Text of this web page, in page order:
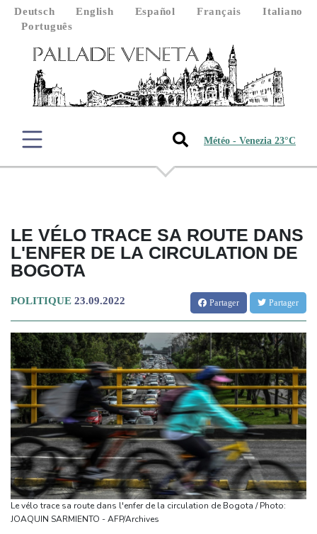
Deutsch English Español Français
Italiano
Português
Météo - Venezia 23°C
LE VÉLO TRACE SA ROUTE DANS
L'ENFER DE LA CIRCULATION DE
BOGOTA
POLITIQUE 23.09.2022 Partager Partager
Le vélo trace sa route dans l'enfer de la circulation de Bogota / Photo:
JOAQUIN SARMIENTO - AFP/Archives